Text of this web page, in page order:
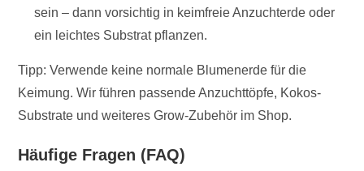
sein – dann vorsichtig in keimfreie Anzuchterde oder
ein leichtes Substrat pflanzen.
Tipp: Verwende keine normale Blumenerde für die
Keimung. Wir führen passende Anzuchttöpfe, Kokos-
Substrate und weiteres Grow-Zubehör im Shop.
Häufige Fragen (FAQ)